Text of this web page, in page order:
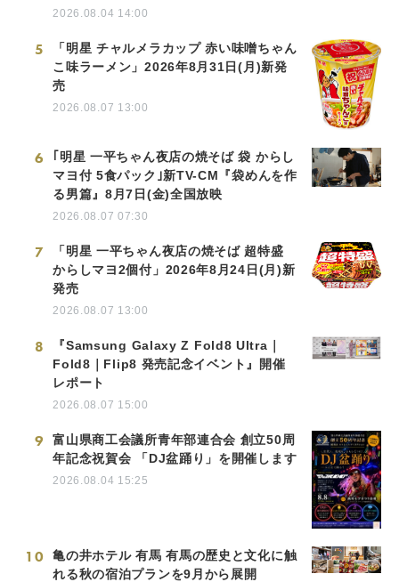
2026.08.04 14:00
5
「明星 チャルメラカップ 赤い味噌ちゃん
こ味ラーメン」2026年8月31日(月)新発
売
2026.08.07 13:00
6
｢明星 一平ちゃん夜店の焼そば 袋 からし
マヨ付 5食パック｣新TV-CM『袋めんを作
る男篇』8月7日(金)全国放映
2026.08.07 07:30
7
「明星 一平ちゃん夜店の焼そば 超特盛
からしマヨ2個付」2026年8月24日(月)新
発売
2026.08.07 13:00
8
『Samsung Galaxy Z Fold8 Ultra｜
Fold8｜Flip8 発売記念イベント』開催
レポート
2026.08.07 15:00
9
富山県商工会議所青年部連合会 創立50周
年記念祝賀会 「DJ盆踊り」を開催します
2026.08.04 15:25
10
亀の井ホテル 有馬 有馬の歴史と文化に触
れる秋の宿泊プランを9月から展開